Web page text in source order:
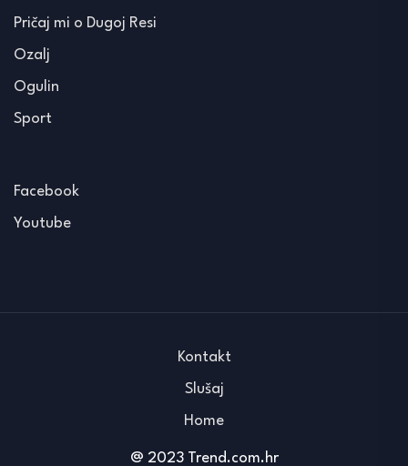
Pričaj mi o Dugoj Resi
Ozalj
Ogulin
Sport
Facebook
Youtube
@ 2023 Trend.com.hr
Kontakt
Slušaj
Home